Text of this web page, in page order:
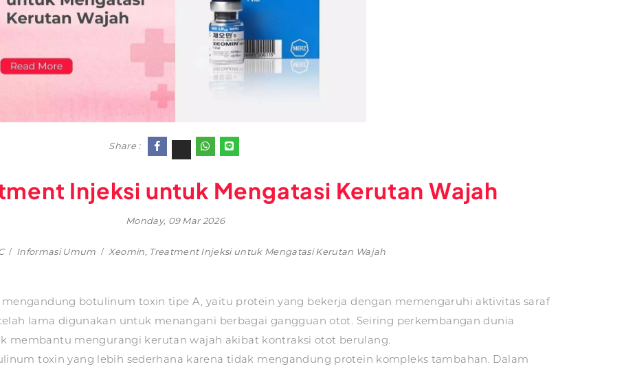
Share :
Injeksi untuk Mengatasi Kerutan Wajah
Monday, 09 Mar 2026
Informasi Umum Xeomin, Treatment Injeksi untuk Mengatasi Kerutan Wajah
mengandung botulinum toxin tipe A, yaitu protein yang bekerja dengan memengaruhi aktivitas saraf
lama digunakan untuk menangani berbagai gangguan otot. Seiring perkembangan dunia
membantu mengurangi kerutan wajah akibat kontraksi otot berulang.
toxin yang lebih sederhana karena tidak mengandung protein kompleks tambahan. Dalam